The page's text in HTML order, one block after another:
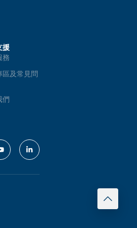
援
務
區及常見問
們